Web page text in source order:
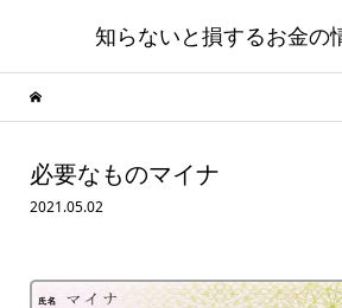
知らないと損するお金の
必要なものマイナ
2021.05.02